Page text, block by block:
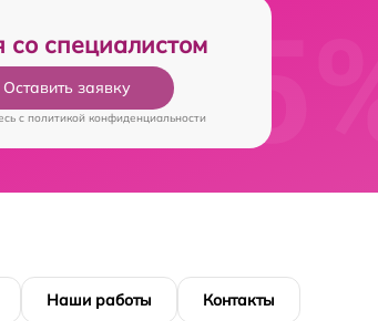
со специалистом
Оставить заявку
c политикой конфиденциальности
Наши работы Контакты